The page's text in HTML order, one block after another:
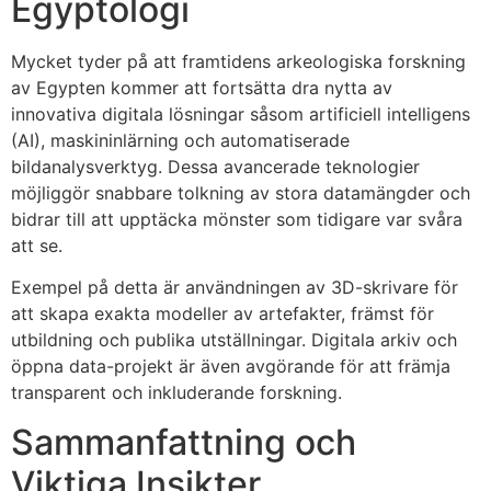
Egyptologi
Mycket tyder på att framtidens arkeologiska forskning
av Egypten kommer att fortsätta dra nytta av
innovativa digitala lösningar såsom artificiell intelligens
(AI), maskininlärning och automatiserade
bildanalysverktyg. Dessa avancerade teknologier
möjliggör snabbare tolkning av stora datamängder och
bidrar till att upptäcka mönster som tidigare var svåra
att se.
Exempel på detta är användningen av 3D-skrivare för
att skapa exakta modeller av artefakter, främst för
utbildning och publika utställningar. Digitala arkiv och
öppna data-projekt är även avgörande för att främja
transparent och inkluderande forskning.
Sammanfattning och